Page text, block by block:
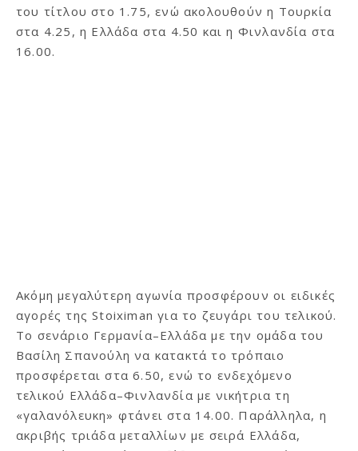
του τίτλου στο 1.75, ενώ ακολουθούν η Τουρκία
στα 4.25, η Ελλάδα στα 4.50 και η Φινλανδία στα
16.00.
Ακόμη μεγαλύτερη αγωνία προσφέρουν οι ειδικές
αγορές της Stoiximan για το ζευγάρι του τελικού.
Το σενάριο Γερμανία–Ελλάδα με την ομάδα του
Βασίλη Σπανούλη να κατακτά το τρόπαιο
προσφέρεται στα 6.50, ενώ το ενδεχόμενο
τελικού Ελλάδα–Φινλανδία με νικήτρια τη
«γαλανόλευκη» φτάνει στα 14.00. Παράλληλα, η
ακριβής τριάδα μεταλλίων με σειρά Ελλάδα,